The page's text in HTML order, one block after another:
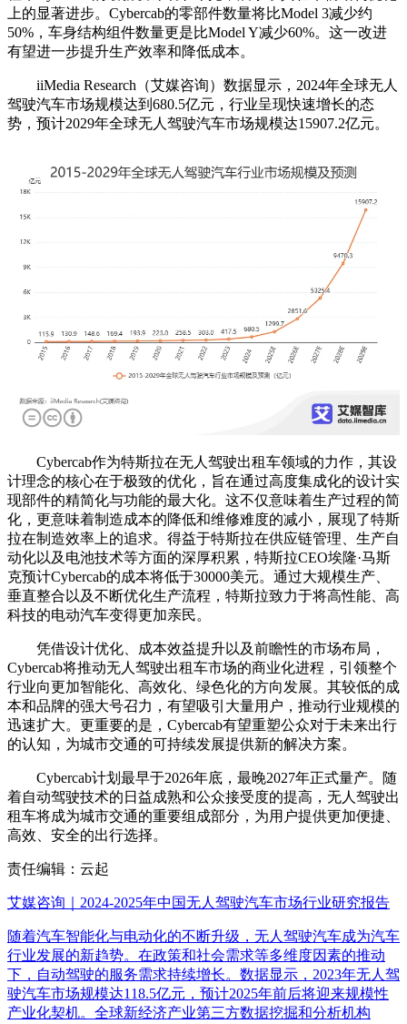
上的显著进步。Cybercab的零部件数量将比Model 3减少约
50%，车身结构组件数量更是比Model Y减少60%。这一改进
有望进一步提升生产效率和降低成本。
iiMedia Research（艾媒咨询）数据显示，2024年全球无人
驾驶汽车市场规模达到680.5亿元，行业呈现快速增长的态
势，预计2029年全球无人驾驶汽车市场规模达15907.2亿元。
Cybercab作为特斯拉在无人驾驶出租车领域的力作，其设
计理念的核心在于极致的优化，旨在通过高度集成化的设计实
现部件的精简化与功能的最大化。这不仅意味着生产过程的简
化，更意味着制造成本的降低和维修难度的减小，展现了特斯
拉在制造效率上的追求。得益于特斯拉在供应链管理、生产自
动化以及电池技术等方面的深厚积累，特斯拉CEO埃隆·马斯
克预计Cybercab的成本将低于30000美元。通过大规模生产、
垂直整合以及不断优化生产流程，特斯拉致力于将高性能、高
科技的电动汽车变得更加亲民。
凭借设计优化、成本效益提升以及前瞻性的市场布局，
Cybercab将推动无人驾驶出租车市场的商业化进程，引领整个
行业向更加智能化、高效化、绿色化的方向发展。其较低的成
本和品牌的强大号召力，有望吸引大量用户，推动行业规模的
迅速扩大。更重要的是，Cybercab有望重塑公众对于未来出行
的认知，为城市交通的可持续发展提供新的解决方案。
Cybercab计划最早于2026年底，最晚2027年正式量产。随
着自动驾驶技术的日益成熟和公众接受度的提高，无人驾驶出
租车将成为城市交通的重要组成部分，为用户提供更加便捷、
高效、安全的出行选择。
责任编辑：云起
艾媒咨询｜2024-2025年中国无人驾驶汽车市场行业研究报告
随着汽车智能化与电动化的不断升级，无人驾驶汽车成为汽车
行业发展的新趋势。在政策和社会需求等多维度因素的推动
下，自动驾驶的服务需求持续增长。数据显示，2023年无人驾
驶汽车市场规模达118.5亿元，预计2025年前后将迎来规模性
产业化契机。全球新经济产业第三方数据挖掘和分析机构